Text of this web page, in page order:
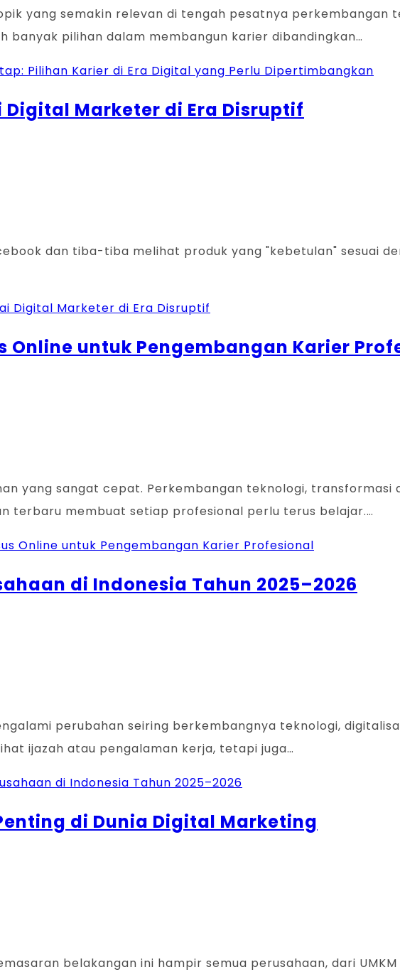
yang semakin relevan di tengah pesatnya perkembangan
banyak pilihan dalam membangun karier dibandingkan…
Pilihan Karier di Era Digital yang Perlu Dipertimbangkan
Marketer di Era Disruptif
dan tiba-tiba melihat produk yang "kebetulan" sesuai
Digital Marketer di Era Disruptif
untuk Pengembangan Karier
yang sangat cepat. Perkembangan teknologi,
terbaru membuat setiap profesional perlu terus belajar.…
Online untuk Pengembangan Karier Profesional
di Indonesia Tahun 2025–2026
perubahan seiring berkembangnya teknologi,
ijazah atau pengalaman kerja, tetapi juga…
di Indonesia Tahun 2025–2026
di Dunia Digital Marketing
belakangan ini hampir semua perusahaan, dari